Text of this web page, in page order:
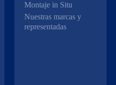
Montaje in Situ
Nuestras marcas y
representadas